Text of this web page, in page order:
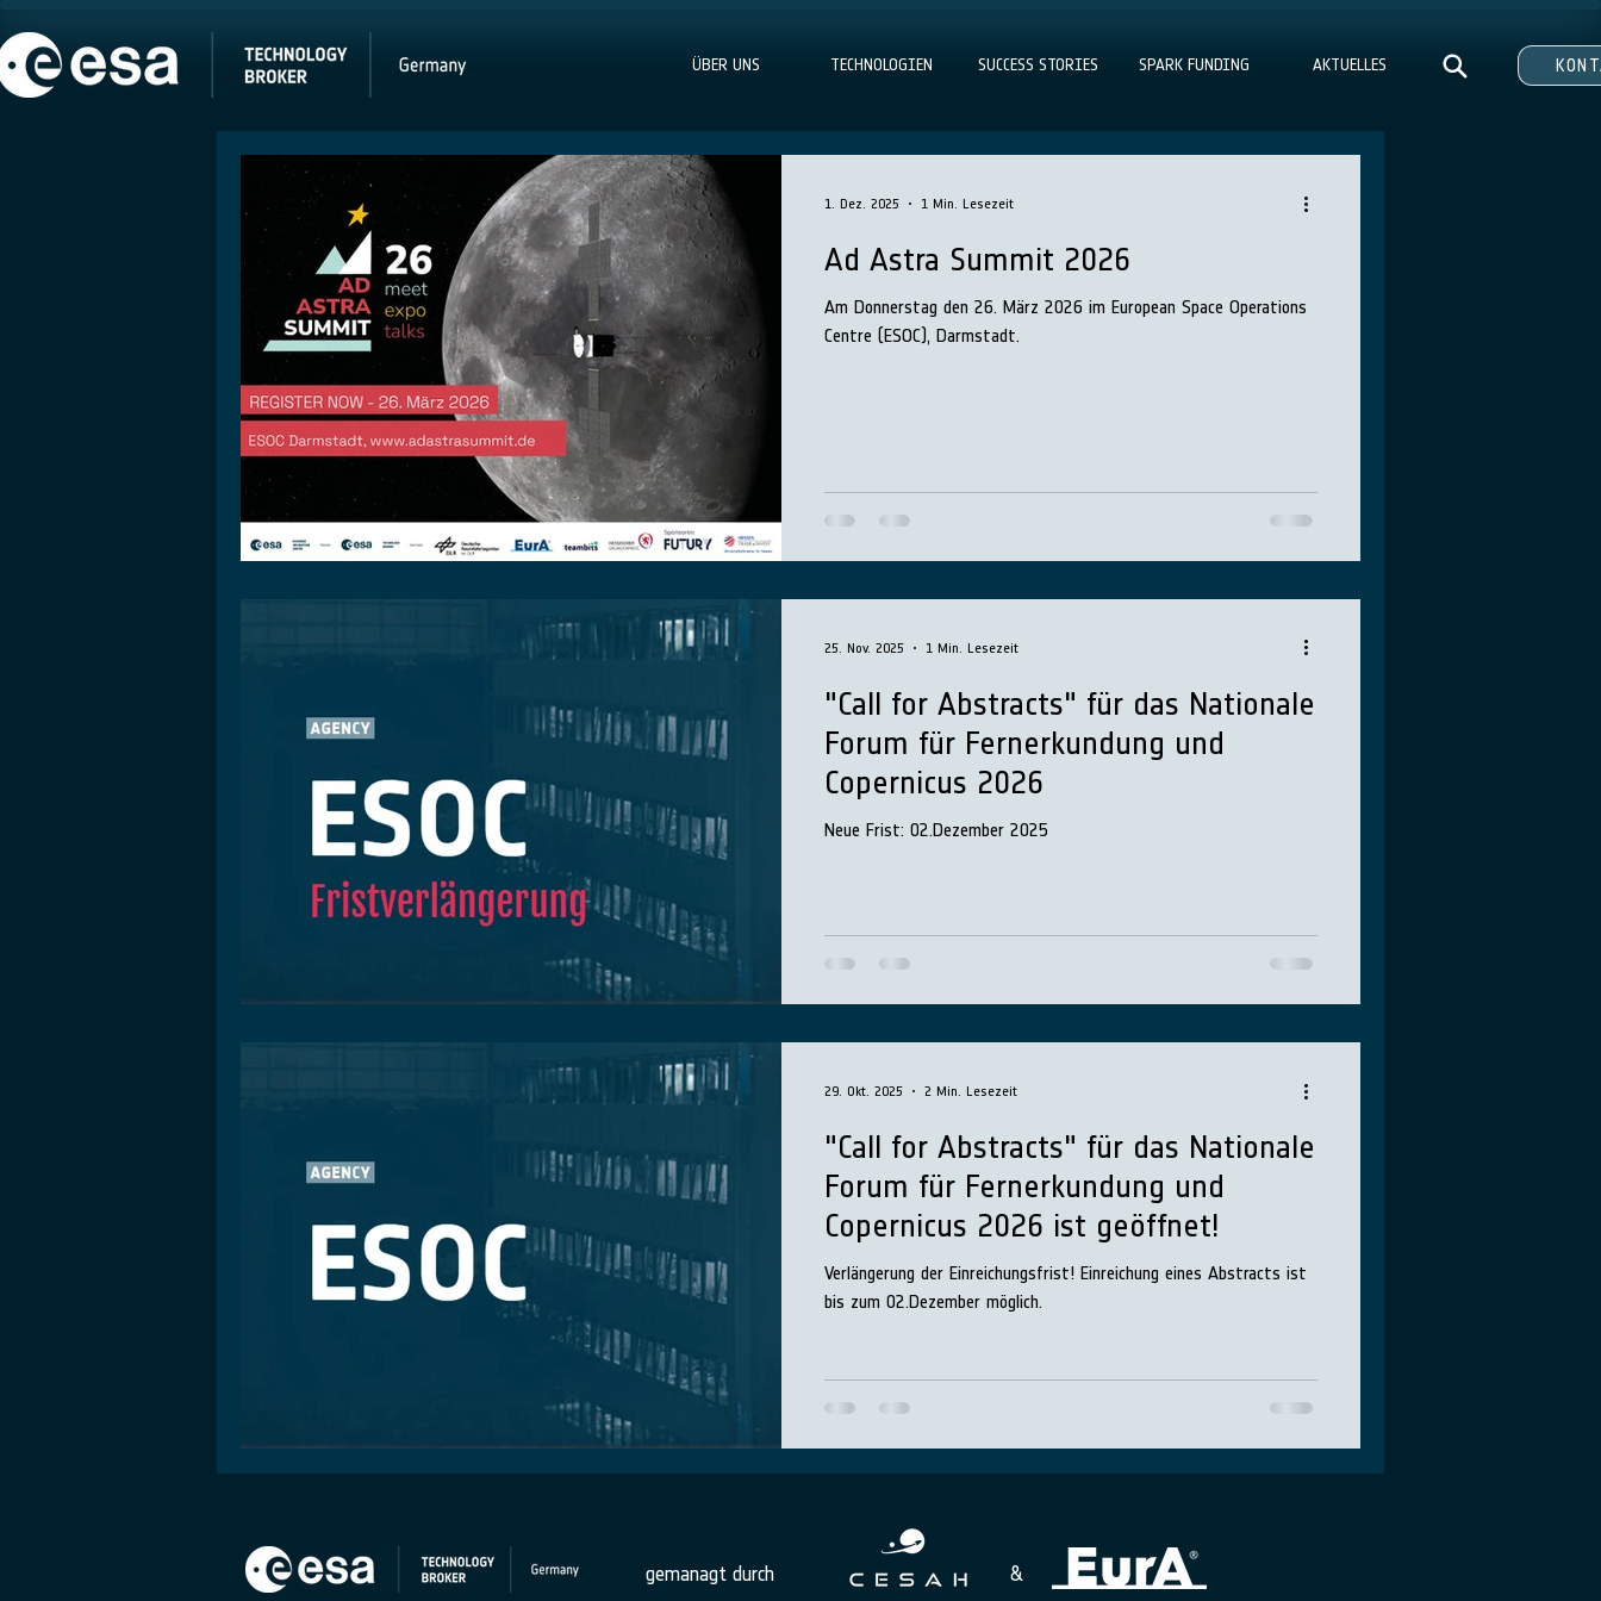
ÜBER UNS TECHNOLOGIEN SUCCESS STORIES SPARK FUNDING AKTUELLES
Ad Astra Summit 2026
Am Donnerstag den 26. März 2026 im European Space Operations
Centre (ESOC), Darmstadt.
1. Dez. 2025 1 Min. Lesezeit
"Call for Abstracts" für das Nationale
Forum für Fernerkundung und
Copernicus 2026
Neue Frist: 02.Dezember 2025
25. Nov. 2025 1 Min. Lesezeit
"Call for Abstracts" für das Nationale
Forum für Fernerkundung und
Copernicus 2026 ist geöffnet!
Verlängerung der Einreichungsfrist! Einreichung eines Abstracts ist
bis zum 02.Dezember möglich.
29. Okt. 2025 2 Min. Lesezeit
gemanagt durch &